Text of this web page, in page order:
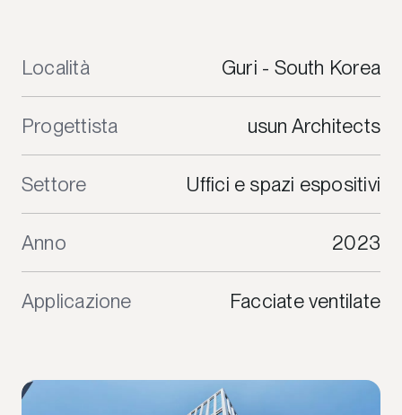
Località Guri - South Korea
Progettista usun Architects
Settore Uffici e spazi espositivi
Anno 2023
Applicazione Facciate ventilate